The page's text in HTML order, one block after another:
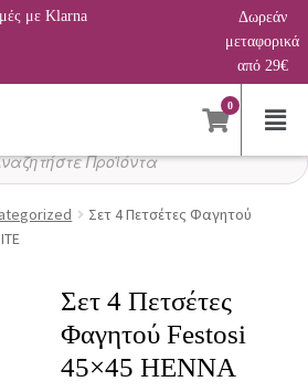
με Klarna
Δωρεάν
μεταφορικά
από 29€
0
Σετ 4 Πετσέτες Φαγητού
Σετ 4 Πετσέτες
Φαγητού Festosi
45×45 HENNA